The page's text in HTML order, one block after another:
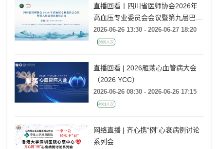
直播回看丨四川省医师协会2026年
高血压专业委员会会议暨第九届巴蜀
高血压会议
2026-06-26 13:30 - 2026-06-27 18:20
3365人次
直播回看 | 2026雁荡心血管病大会
（2026 YCC）
2026-06-26 08:30 - 2026-06-26 17:15
4561人次
网络直播 | 齐心携“例”心衰病例讨论
系列会